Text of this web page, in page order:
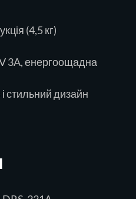
(4,5 кг)
3A, енергоощадна
і стильний дизайн